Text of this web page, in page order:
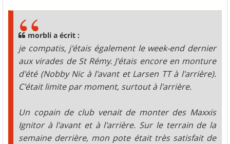
morbli a écrit :
je compatis, j'étais également le week-end dernier
aux virades de St Rémy. J'étais encore en monture
d'été (Nobby Nic à l'avant et Larsen TT à l'arrière).
C'était limite par moment, surtout à l'arrière.
Un copain de club venait de monter des Maxxis
Ignitor à l'avant et à l'arrière. Sur le terrain de la
semaine derrière, mon pote était très satisfait de